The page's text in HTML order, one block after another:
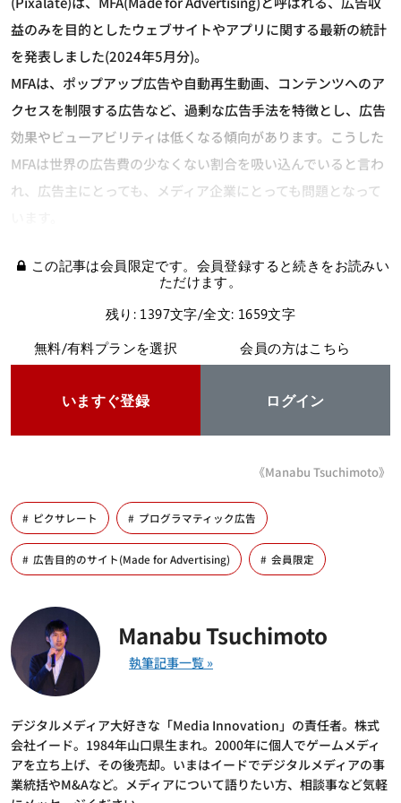
益のみを目的としたウェブサイトやアプリに関する最新の統計
を発表しました(2024年5月分)。
MFAは、ポップアップ広告や自動再生動画、コンテンツへのア
クセスを制限する広告など、過剰な広告手法を特徴とし、広告
効果やビューアビリティは低くなる傾向があります。こうした
MFAは世界の広告費の少なくない割合を吸い込んでいると言わ
れ、広告主にとっても、メディア企業にとっても問題となって
この記事は会員限定です。会員登録すると続きをお読みい
ただけます。
残り: 1397文字/全文: 1659文字
無料/有料プランを選択
いますぐ登録
会員の方はこちら
ログイン
《Manabu Tsuchimoto》
ピクサレート プログラマティック広告
広告目的のサイト(Made for Advertising) 会員限定
Manabu Tsuchimoto
デジタルメディア大好きな「Media Innovation」の責任者。株式
会社イード。1984年山口県生まれ。2000年に個人でゲームメディ
アを立ち上げ、その後売却。いまはイードでデジタルメディアの事
業統括やM&Aなど。メディアについて語りたい方、相談事など気軽